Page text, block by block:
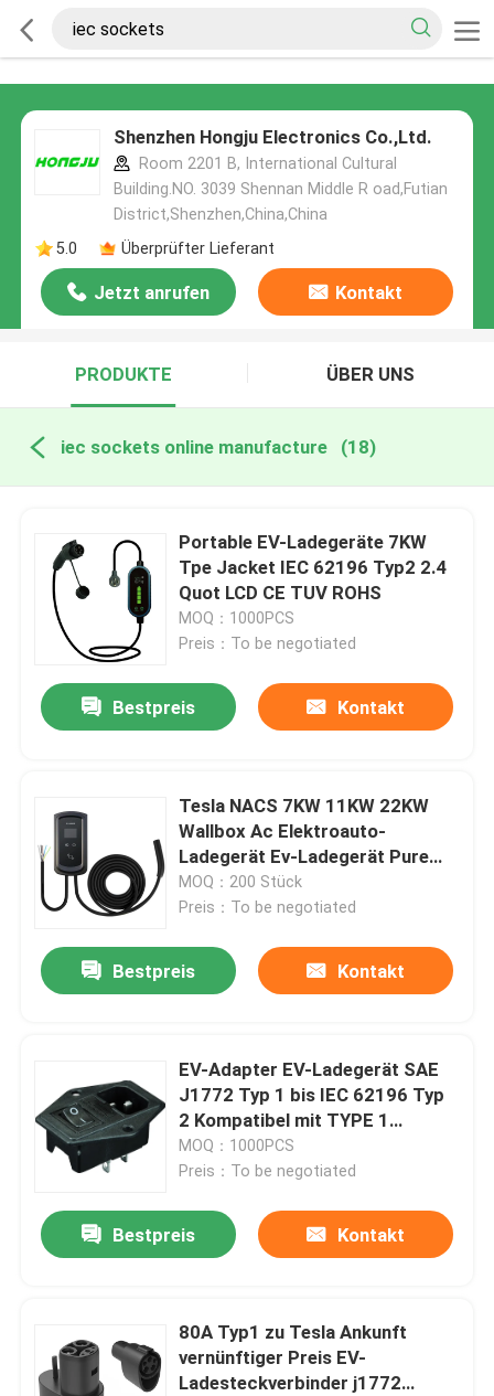
Shenzhen Hongju Electronics Co.,Ltd.
Room 2201 B, International Cultural
Building.NO. 3039 Shennan Middle R oad,Futian
District,Shenzhen,China,China
5.0
Überprüfter Lieferant
Jetzt anrufen Kontakt
PRODUKTE ÜBER UNS
iec sockets online manufacture (18)
Portable EV-Ladegeräte 7KW
Tpe Jacket IEC 62196 Typ2 2.4
Quot LCD CE TUV ROHS
MOQ：1000PCS
Preis：To be negotiated
Bestpreis Kontakt
Tesla NACS 7KW 11KW 22KW
Wallbox Ac Elektroauto-
Ladegerät Ev-Ladegerät Pure
Type2 Für Tesla
MOQ：200 Stück
Preis：To be negotiated
Bestpreis Kontakt
EV-Adapter EV-Ladegerät SAE
J1772 Typ 1 bis IEC 62196 Typ
2 Kompatibel mit TYPE 1
Ladeanschluss
MOQ：1000PCS
Preis：To be negotiated
Bestpreis Kontakt
80A Typ1 zu Tesla Ankunft
vernünftiger Preis EV-
Ladesteckverbinder j1772